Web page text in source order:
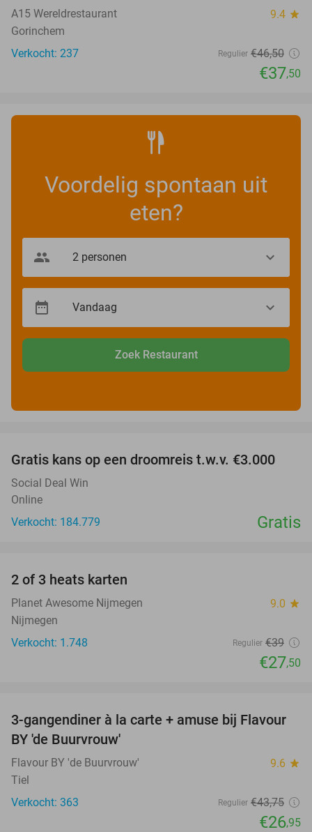
A15 Wereldrestaurant 9.4 star
Gorinchem
Verkocht: 237
Regulier €46,50
€37,50
Voordelig spontaan uit
eten?
Zoek Restaurant
Gratis kans op een droomreis t.w.v. €3.000
Social Deal Win
Online
Verkocht: 184.779
Gratis
2 of 3 heats karten
Planet Awesome Nijmegen 9.0 star
Nijmegen
Verkocht: 1.748
Regulier €39
€27,50
38%
3-gangendiner à la carte + amuse bij Flavour
BY 'de Buurvrouw'
Flavour BY 'de Buurvrouw' 9.6 star
Tiel
Verkocht: 363
Regulier €43,75
€26,95